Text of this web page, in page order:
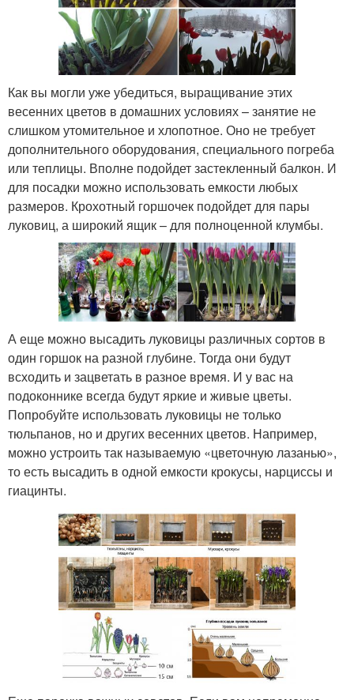
Как вы могли уже убедиться, выращивание этих
весенних цветов в домашних условиях – занятие не
слишком утомительное и хлопотное. Оно не требует
дополнительного оборудования, специального погреба
или теплицы. Вполне подойдет застекленный балкон. И
для посадки можно использовать емкости любых
размеров. Крохотный горшочек подойдет для пары
луковиц, а широкий ящик – для полноценной клумбы.
А еще можно высадить луковицы различных сортов в
один горшок на разной глубине. Тогда они будут
всходить и зацветать в разное время. И у вас на
подоконнике всегда будут яркие и живые цветы.
Попробуйте использовать луковицы не только
тюльпанов, но и других весенних цветов. Например,
можно устроить так называемую «цветочную лазанью»,
то есть высадить в одной емкости крокусы, нарциссы и
гиацинты.